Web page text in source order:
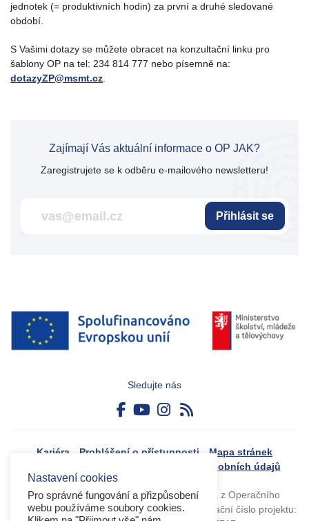
jednotek (= produktivních hodin) za první a druhé sledované
období.
S Vašimi dotazy se můžete obracet na konzultační linku pro
šablony OP na tel: 234 814 777 nebo písemně na:
dotazyZP@msmt.cz
Zajímají Vás aktuální informace o OP JAK?
Zaregistrujete se k odběru e-mailového newsletteru!
Přihlásit se
Sledujte nás
Kariéra Prohlášení o přístupnosti
Mapa stránek
Zásady ochrany osobních údajů
Tvorba webového portálu byla financovaná z Operačního
programu Výzkum, vývoj a vzdělávání. Registrační číslo projektu:
Nastavení cookies
Pro správné fungování a přizpůsobení
webu používáme soubory cookies.